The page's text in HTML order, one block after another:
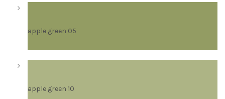
apple green 05
apple green 10